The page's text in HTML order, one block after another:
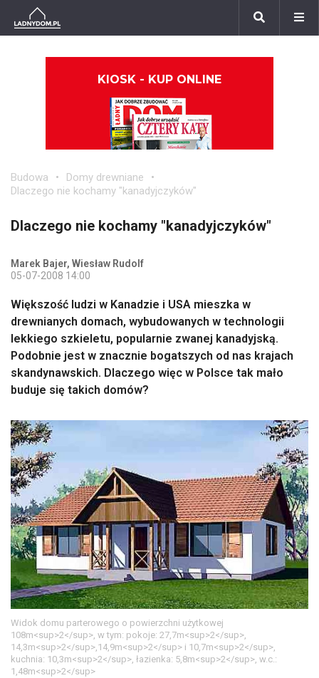
KIOSK - KUP ONLINE
Budowa
Domy drewniane
Dlaczego nie kochamy "kanadyjczyków"
Dlaczego nie kochamy "kanadyjczyków"
Marek Bajer, Wiesław Rudolf
05-07-2008 14:00
Większość ludzi w Kanadzie i USA mieszka w
drewnianych domach, wybudowanych w technologii
lekkiego szkieletu, popularnie zwanej kanadyjską.
Podobnie jest w znacznie bogatszych od nas krajach
skandynawskich. Dlaczego więc w Polsce tak mało
buduje się takich domów?
Widok domu parterowego o powierzchni użytkowej
108m<sup>2</sup>, w tym: pokoje: 27,7m<sup>2</sup>,
14,3m<sup>2</sup>,14,9m<sup>2</sup> i 10,7m<sup>2</sup>,
kuchnia: 10,3m<sup>2</sup>, łazienka: 5,8m<sup>2</sup>, w.c.:
1,48m<sup>2</sup>